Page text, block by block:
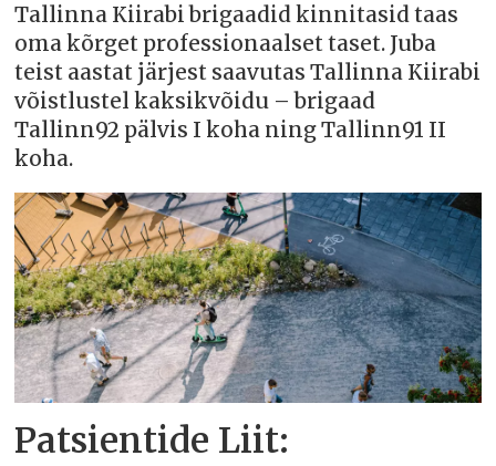
Tallinna Kiirabi brigaadid kinnitasid taas
oma kõrget professionaalset taset. Juba
teist aastat järjest saavutas Tallinna Kiirabi
võistlustel kaksikvõidu – brigaad
Tallinn92 pälvis I koha ning Tallinn91 II
koha.
Patsientide Liit: